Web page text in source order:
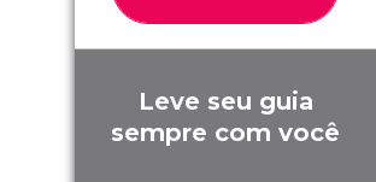
Leve seu guia
sempre com você